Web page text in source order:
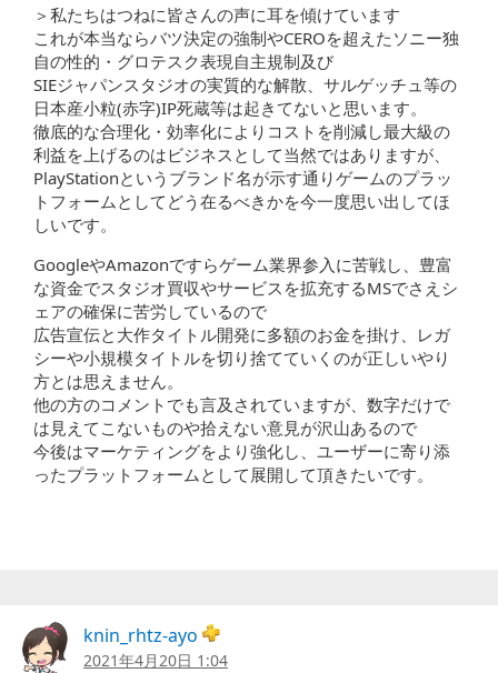
＞私たちはつねに皆さんの声に耳を傾けています
これが本当ならバツ決定の強制やCEROを超えたソニー独
自の性的・グロテスク表現自主規制及び
SIEジャパンスタジオの実質的な解散、サルゲッチュ等の
日本産小粒(赤字)IP死蔵等は起きてないと思います。
徹底的な合理化・効率化によりコストを削減し最大級の
利益を上げるのはビジネスとして当然ではありますが、
PlayStationというブランド名が示す通りゲームのプラッ
トフォームとしてどう在るべきかを今一度思い出してほ
しいです。
GoogleやAmazonですらゲーム業界参入に苦戦し、豊富
な資金でスタジオ買収やサービスを拡充するMSでさえシ
ェアの確保に苦労しているので
広告宣伝と大作タイトル開発に多額のお金を掛け、レガ
シーや小規模タイトルを切り捨てていくのが正しいやり
方とは思えません。
他の方のコメントでも言及されていますが、数字だけで
は見えてこないものや拾えない意見が沢山あるので
今後はマーケティングをより強化し、ユーザーに寄り添
ったプラットフォームとして展開して頂きたいです。
knin_rhtz-ayo
2021年4月20日 1:04